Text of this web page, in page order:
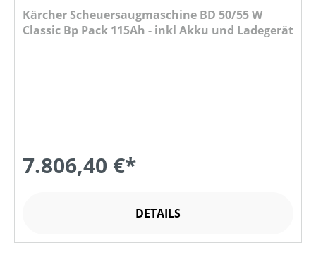
Kärcher Scheuersaugmaschine BD 50/55 W
Classic Bp Pack 115Ah - inkl Akku und Ladegerät
7.806,40 €*
DETAILS